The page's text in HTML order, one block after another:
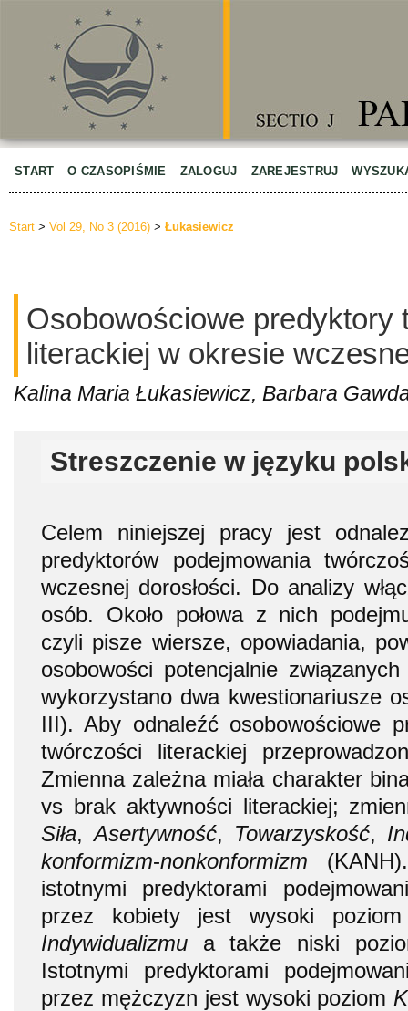
START O CZASOPIŚMIE ZALOGUJ ZAREJESTRUJ
Start > Vol 29, No 3 (2016) > Łukasiewicz
Osobowościowe predyktory
literackiej w okresie
Kalina Maria Łukasiewicz, Barbara
Streszczenie w języku
Celem niniejszej pracy jest
predyktorów podejmowania
wczesnej dorosłości. Do analizy
osób. Około połowa z nich
czyli pisze wiersze, opowiadania,
osobowości potencjalnie
wykorzystano dwa kwestionariusze
III). Aby odnaleźć osobowościowe
twórczości literackiej
Zmienna zależna miała charakter
vs brak aktywności literackiej;
Siła,Asertywność, Towarzyskość,
konformizm-nonkonformizm
istotnymi predyktorami
przez kobiety jest wysoki
Indywidualizmu a także niski
Istotnymi predyktorami
przez mężczyzn jest wysoki poziom